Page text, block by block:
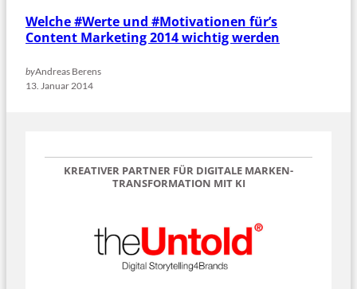
Welche #Werte und #Motivationen für’s
Content Marketing 2014 wichtig werden
byAndreas Berens
13. Januar 2014
KREATIVER PARTNER FÜR DIGITALE MARKEN-
TRANSFORMATION MIT KI